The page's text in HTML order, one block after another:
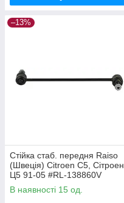
–13%
Стійка стаб. передня Raiso
(Швеція) Citroen C5, Сітроен
Ц5 91-05 #RL-138860V
UAPVVRP17
В наявності 15 од.